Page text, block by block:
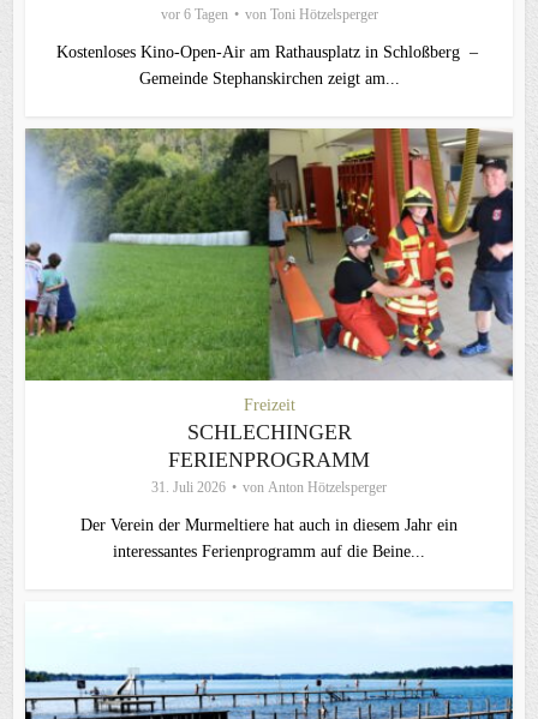
vor 6 Tagen von Toni Hötzelsperger
Kostenloses Kino-Open-Air am Rathausplatz in Schloßberg –
Gemeinde Stephanskirchen zeigt am...
Freizeit
SCHLECHINGER
FERIENPROGRAMM
31. Juli 2026 von Anton Hötzelsperger
Der Verein der Murmeltiere hat auch in diesem Jahr ein
interessantes Ferienprogramm auf die Beine...